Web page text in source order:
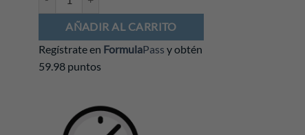
AÑADIR AL CARRITO
Regístrate en FormulaPass y obtén
59.98 puntos